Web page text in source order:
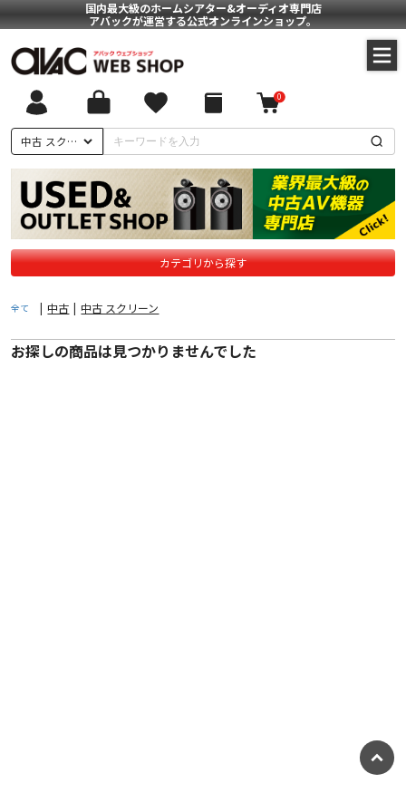
国内最大級のホームシアター&オーディオ専門店
アバックが運営する公式オンラインショップ。
中古 スクリーン
0
カテゴリから探す
全て | 中古 | 中古 スクリーン
お探しの商品は見つかりませんでした
いて
基づく表記
リシー